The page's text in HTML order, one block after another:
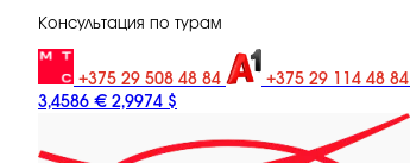
Консультация по турам
+375 29 508 48 84 +375 29 114 48 84
3,4586 € 2,9974 $